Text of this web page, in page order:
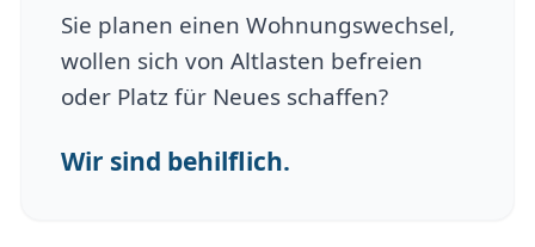
Sie planen einen Wohnungswechsel,
wollen sich von Altlasten befreien
oder Platz für Neues schaffen?
Wir sind behilflich.